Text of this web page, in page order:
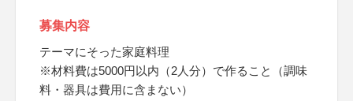
募集内容
テーマにそった家庭料理
※材料費は5000円以内（2人分）で作ること（調味
料・器具は費用に含まない）